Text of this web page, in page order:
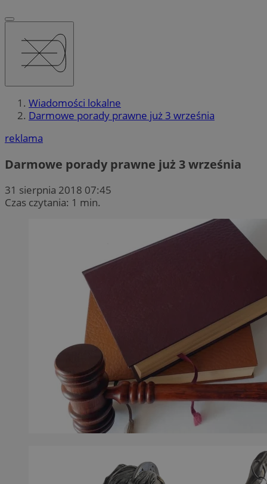
Wiadomości lokalne
Darmowe porady prawne już 3 września
reklama
Darmowe porady prawne już 3 września
31 sierpnia 2018 07:45
Czas czytania: 1 min.